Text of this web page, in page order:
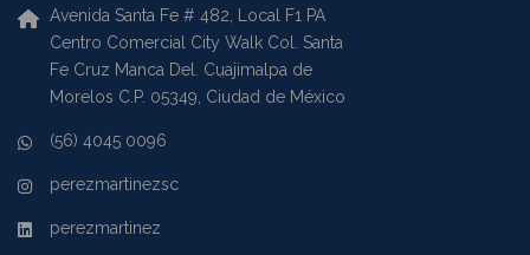
Avenida Santa Fe # 482, Local F1 PA
Centro Comercial City Walk Col. Santa
Fe Cruz Manca Del. Cuajimalpa de
Morelos C.P. 05349, Ciudad de México
(56) 4045 0096
perezmartinezsc
perezmartinez